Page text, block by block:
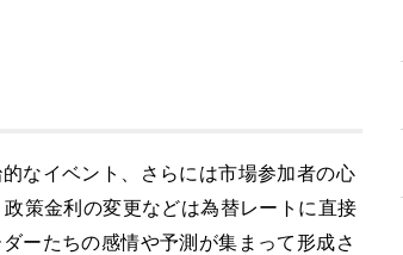
なイベント、さらには市場参加者の心
策金利の変更などは為替レートに直接
ーたちの感情や予測が集まって形成さ